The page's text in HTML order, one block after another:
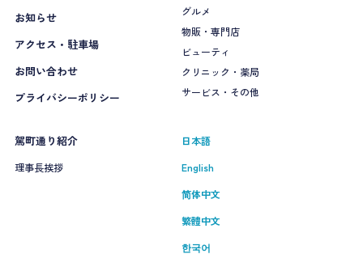
お知らせ
アクセス・駐車場
お問い合わせ
プライバシーポリシー
グルメ
物販・専門店
ビューティ
クリニック・薬局
サービス・その他
駕町通り紹介
理事長挨拶
日本語
English
简体中文
繁體中文
한국어